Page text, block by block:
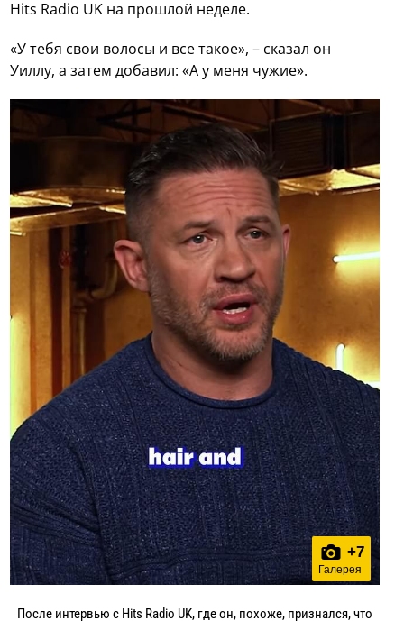
Hits Radio UK на прошлой неделе.
«У тебя свои волосы и все такое», – сказал он
Уиллу, а затем добавил: «А у меня чужие».
+7
Галерея
После интервью с Hits Radio UK, где он, похоже, признался, что